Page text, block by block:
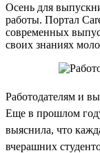
Осень для
работы. Портал
современных
своих знаниях
Работодателям и
Еще в прошлом
выяснила, что
вчерашних